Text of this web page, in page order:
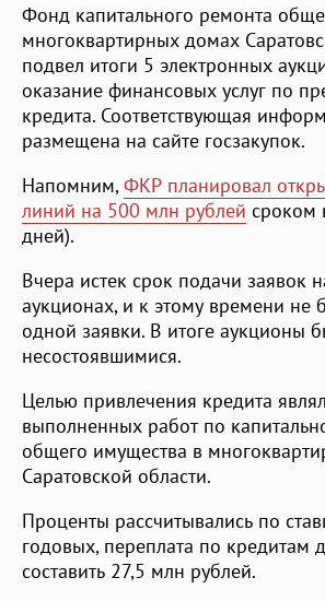
Фонд капитального ремонта
многоквартирных домах
подвел итоги 5 электронных
оказание финансовых услуг по
кредита. Соответствующая
размещена на сайте госзакупок.
Напомним, ФКР планировал
линий на 500 млн рублей сроком
дней).
Вчера истек срок подачи заявок
аукционах, и к этому времени не
одной заявки. В итоге аукционы
несостоявшимися.
Целью привлечения кредита
выполненных работ по
общего имущества в
Саратовской области.
Проценты рассчитывались по
годовых, переплата по кредитам
составить 27,5 млн рублей.